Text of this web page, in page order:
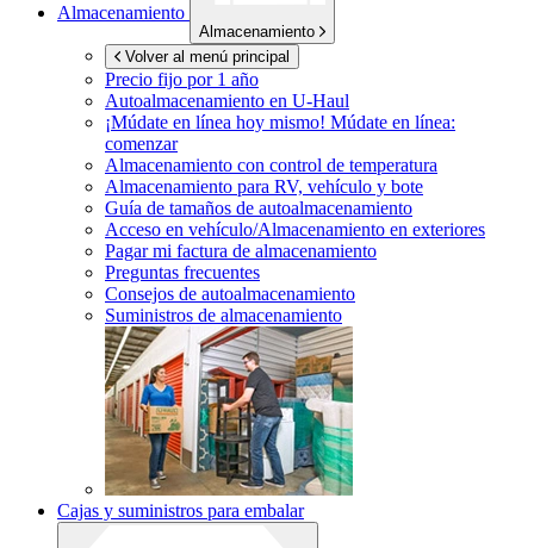
Almacenamiento
Almacenamiento
Volver al menú principal
Precio fijo por 1 año
Autoalmacenamiento en U-Haul
¡Múdate en línea hoy mismo! Múdate en línea:
comenzar
Almacenamiento con control de temperatura
Almacenamiento para RV, vehículo y bote
Guía de tamaños de autoalmacenamiento
Acceso en vehículo/Almacenamiento en exteriores
Pagar mi factura de almacenamiento
Preguntas frecuentes
Consejos de autoalmacenamiento
Suministros de almacenamiento
Cajas y suministros para embalar